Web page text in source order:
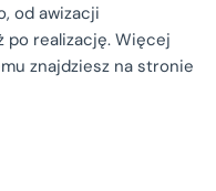
od awizacji
po realizację. Więcej
znajdziesz na stronie